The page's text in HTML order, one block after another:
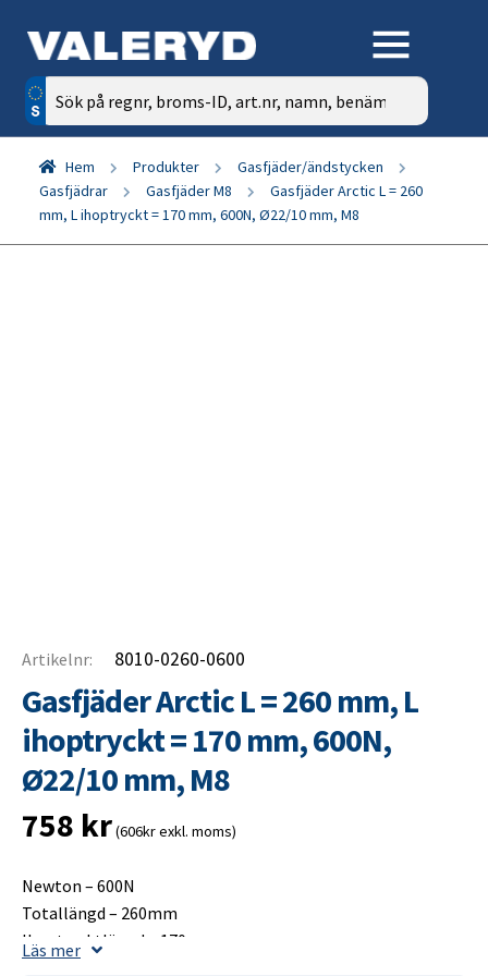
Sök
efter:
Hem Produkter
Gasfjäder/ändstycken
Gasfjädrar
Gasfjäder M8
Gasfjäder Arctic L = 260
mm, L ihoptryckt = 170 mm, 600N, Ø22/10 mm, M8
Artikelnr: 8010-0260-0600
Gasfjäder Arctic L = 260 mm, L
ihoptryckt = 170 mm, 600N,
Ø22/10 mm, M8
758 kr(606kr exkl. moms)
Newton – 600N
Totallängd – 260mm
Ihoptrycktlängd – 170mm
Läs mer